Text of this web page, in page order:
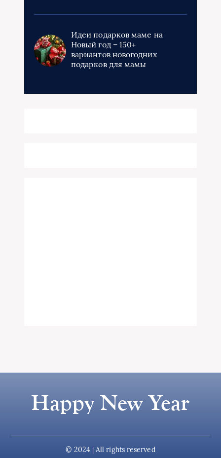
Идеи подарков маме на
Новый год – 150+
вариантов новогодних
подарков для мамы
Happy New Year
© 2024 | All rights reserved